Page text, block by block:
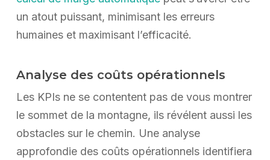
un atout puissant, minimisant les erreurs
humaines et maximisant l’efficacité.
Analyse des coûts opérationnels
Les KPIs ne se contentent pas de vous montrer
le sommet de la montagne, ils révélent aussi les
obstacles sur le chemin. Une analyse
approfondie des coûts opérationnels identifiera